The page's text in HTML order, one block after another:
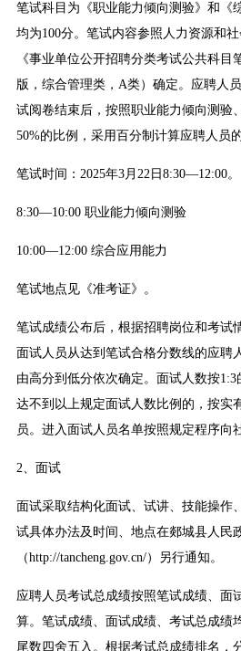
笔试科目为《职业能力倾向测验》和《
均为100分。笔试内容参照人力资源和
《事业单位公开招聘分类考试公共科目
版，综合管理类，A类）确定。应聘人
试阅卷结束后，按照职业能力倾向测验
50%的比例，采用百分制计算应聘人员
笔试时间：2025年3月22日8:30—12:00。
8:30—10:00 职业能力倾向测验
10:00—12:00 综合应用能力
笔试地点见《准考证》。
笔试成绩公布后，根据招聘岗位和考试
面试人员从达到笔试合格分数线的应聘
由高分到低分依次确定。面试人数按
达不到以上规定面试人数比例的，按实
员。进入面试人员名单按照规定程序向
2、面试
面试采取结构化面试、试讲、技能操作
试具体办法及时间、地点在郯城县人民
（http://tancheng.gov.cn/）另行通知。
应聘人员考试总成绩按照笔试成绩、面
算。笔试成绩、面试成绩、考试总成绩
尾数四舍五入。根据考试总成绩排名，